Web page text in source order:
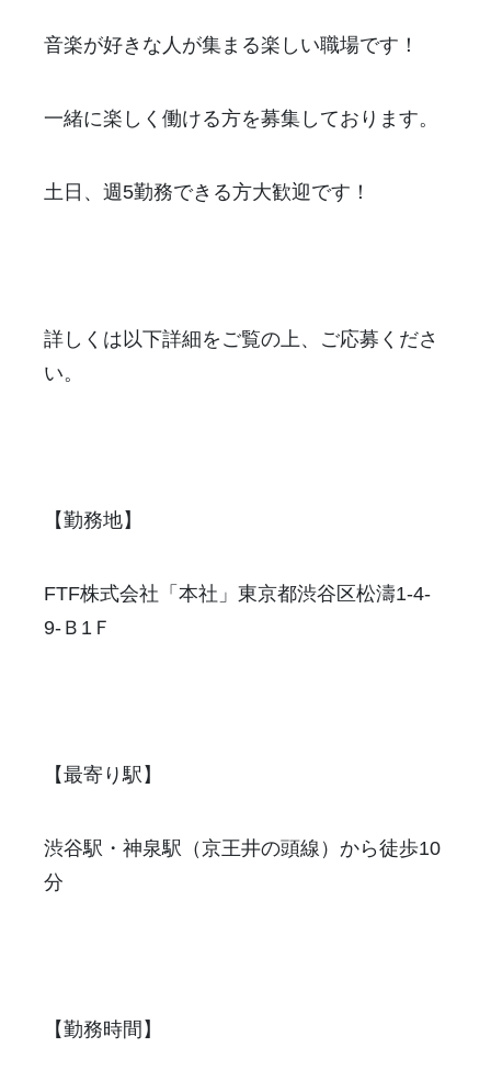
音楽が好きな人が集まる楽しい職場です！
一緒に楽しく働ける方を募集しております。
土日、週5勤務できる方大歓迎です！
詳しくは以下詳細をご覧の上、ご応募くださ
い。
【勤務地】
FTF株式会社「本社」東京都渋谷区松濤1-4-
9-Ｂ1Ｆ
【最寄り駅】
渋谷駅・神泉駅（京王井の頭線）から徒歩10
分
【勤務時間】